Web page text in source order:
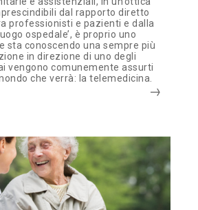
dal rapporto diretto
professionisti e pazienti e dalla
ospedale’, è proprio uno
sta conoscendo una sempre più
in direzione di uno degli
vengono comunemente assurti
che verrà: la telemedicina.